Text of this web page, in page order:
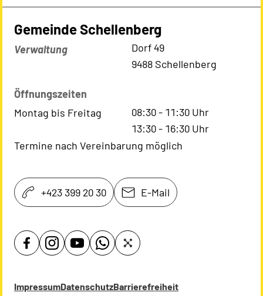
Gemeinde Schellenberg
Verwaltung
Dorf 49
9488 Schellenberg
Öffnungszeiten
Montag bis Freitag
08:30- 11:30 Uhr
13:30- 16:30 Uhr
Termine nach Vereinbarung möglich
+423 399 20 30 E-Mail
ImpressumDatenschutzBarrierefreiheit